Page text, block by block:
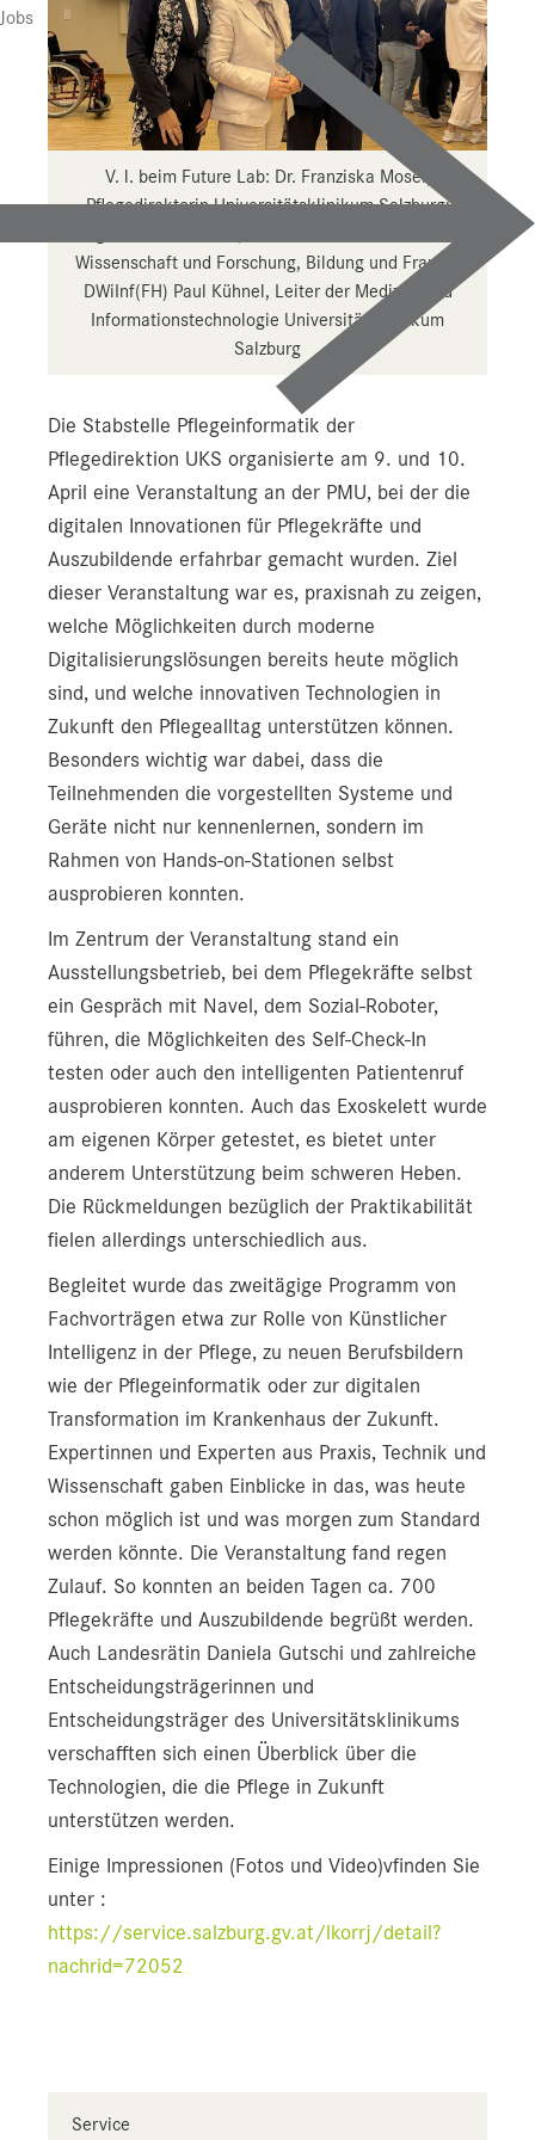
Jobs Presse
Downloads
Pressebilder
YOUNG.HOPE
Pressekontakt
V. l. beim Future Lab: Dr. Franziska Moser,
Pflegedirektorin Universitätsklinikum Salzburg;
Wissenschaft und Forschung, Bildung und Frauen;
DWiInf(FH) Paul Kühnel, Leiter der Medizin- und
Informationstechnologie Universitätsklinikum
Salzburg
Die Stabstelle Pflegeinformatik der
Pflegedirektion UKS organisierte am 9. und 10.
April eine Veranstaltung an der PMU, bei der die
digitalen Innovationen für Pflegekräfte und
Auszubildende erfahrbar gemacht wurden. Ziel
dieser Veranstaltung war es, praxisnah zu zeigen,
welche Möglichkeiten durch moderne
Digitalisierungslösungen bereits heute möglich
sind, und welche innovativen Technologien in
Zukunft den Pflegealltag unterstützen können.
Besonders wichtig war dabei, dass die
Teilnehmenden die vorgestellten Systeme und
Geräte nicht nur kennenlernen, sondern im
Rahmen von Hands-on-Stationen selbst
ausprobieren konnten.
Im Zentrum der Veranstaltung stand ein
Ausstellungsbetrieb, bei dem Pflegekräfte selbst
ein Gespräch mit Navel, dem Sozial-Roboter,
führen, die Möglichkeiten des Self-Check-In
testen oder auch den intelligenten Patientenruf
ausprobieren konnten. Auch das Exoskelett wurde
am eigenen Körper getestet, es bietet unter
anderem Unterstützung beim schweren Heben.
Die Rückmeldungen bezüglich der Praktikabilität
fielen allerdings unterschiedlich aus.
Begleitet wurde das zweitägige Programm von
Fachvorträgen etwa zur Rolle von Künstlicher
Intelligenz in der Pflege, zu neuen Berufsbildern
wie der Pflegeinformatik oder zur digitalen
Transformation im Krankenhaus der Zukunft.
Expertinnen und Experten aus Praxis, Technik und
Wissenschaft gaben Einblicke in das, was heute
schon möglich ist und was morgen zum Standard
werden könnte. Die Veranstaltung fand regen
Zulauf. So konnten an beiden Tagen ca. 700
Pflegekräfte und Auszubildende begrüßt werden.
Auch Landesrätin Daniela Gutschi und zahlreiche
Entscheidungsträgerinnen und
Entscheidungsträger des Universitätsklinikums
verschafften sich einen Überblick über die
Technologien, die die Pflege in Zukunft
unterstützen werden.
Einige Impressionen (Fotos und Video)vfinden Sie
unter :
https://service.salzburg.gv.at/lkorrj/detail?
nachrid=72052
Service